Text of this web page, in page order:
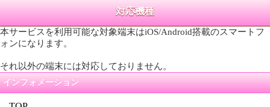
対応機種
本サービスを利用可能な対象端末はiOS/Android搭載のスマートフ
ォンになります。
それ以外の端末には対応しておりません。
インフォメーション